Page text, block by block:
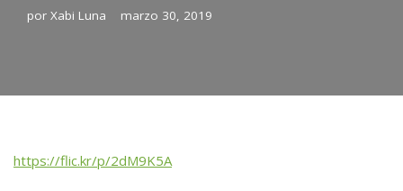
por Xabi Luna marzo 30, 2019
https://flic.kr/p/2dM9K5A